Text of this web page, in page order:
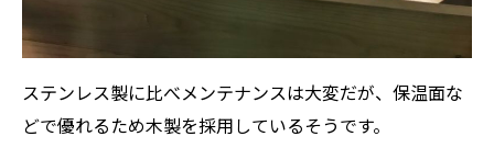
ステンレス製に比べメンテナンスは大変だが、保温面な
どで優れるため木製を採用しているそうです。